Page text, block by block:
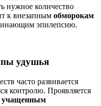
нужное количество
к внезапным обморокам
эпилепсию.
удушья
часто развивается
контролю. Проявляется
учащенным